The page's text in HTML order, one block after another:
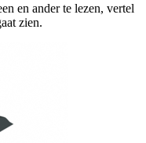
en ander te lezen, vertel
zien.